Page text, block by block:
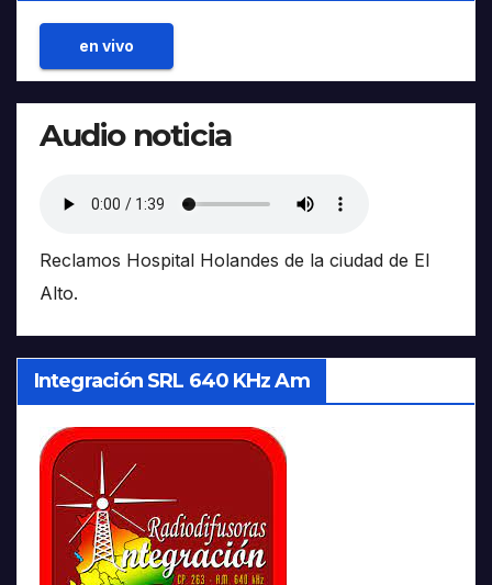
en vivo
Audio noticia
Reclamos Hospital Holandes de la ciudad de El
Alto.
Integración SRL 640 KHz Am